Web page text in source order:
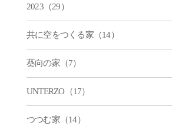
2023（29）
共に空をつくる家（14）
葵向の家（7）
UNTERZO（17）
つつむ家（14）